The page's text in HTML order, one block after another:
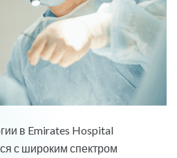
в Emirates Hospital
с широким спектром